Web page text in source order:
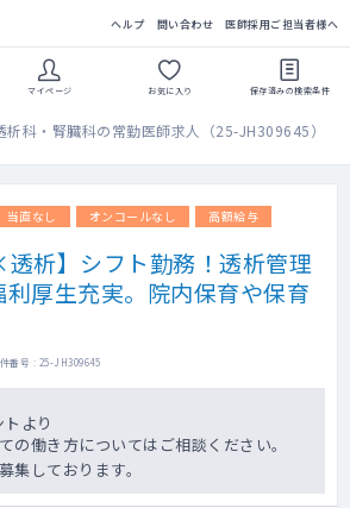
ヘルプ 問い合わせ 医師採用ご担当者様へ
マイページ お気に入り 保存済みの検索条件
科・腎臓科の常勤医師求人（25-JH309645）
当直なし オンコールなし 高額給与
透析】シフト勤務！透析管理
利厚生充実。院内保育や保育
番号 : 25-JH309645
より
の働き方についてはご相談ください。
集しております。